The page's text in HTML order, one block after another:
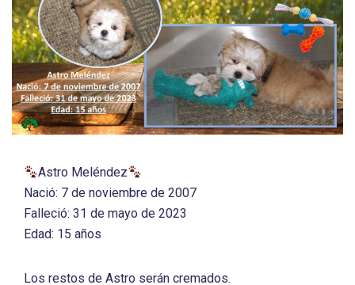
Astro Meléndez
Nació: 7 de noviembre de 2007
Falleció: 31 de mayo de 2023
Edad: 15 años
Los restos de Astro serán cremados.